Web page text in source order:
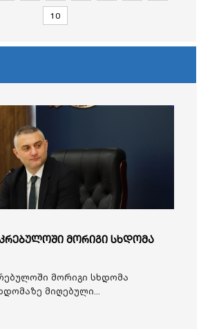
10
მორიგი სხდომა
მორიგი სხდომა
მიღებული...